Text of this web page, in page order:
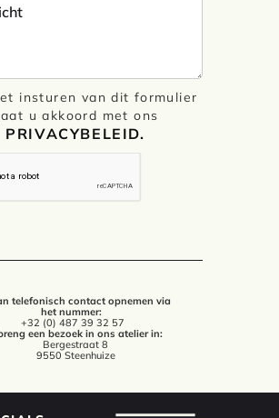
insturen van dit formulier
u akkoord met ons
PRIVACYBELEID.
telefonisch contact opnemen via
het nummer:
+32 (0) 487 39 32 57
een bezoek in ons atelier in:
Bergestraat 8
9550 Steenhuize